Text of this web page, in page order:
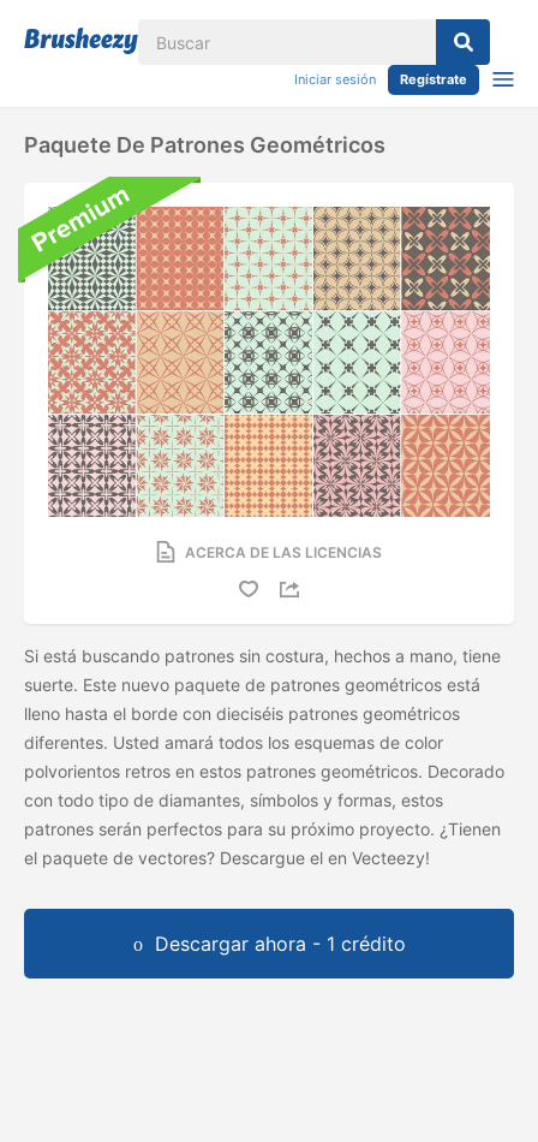
Iniciar sesión Regístrate
Paquete De Patrones Geométricos
ACERCA DE LAS LICENCIAS
Si está buscando patrones sin costura, hechos a mano, tiene
suerte. Este nuevo paquete de patrones geométricos está
lleno hasta el borde con dieciséis patrones geométricos
diferentes. Usted amará todos los esquemas de color
polvorientos retros en estos patrones geométricos. Decorado
con todo tipo de diamantes, símbolos y formas, estos
patrones serán perfectos para su próximo proyecto. ¿Tienen
el paquete de vectores? Descargue el en Vecteezy!
Descargar ahora - 1 crédito